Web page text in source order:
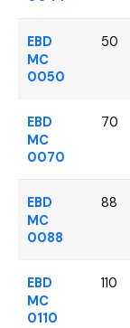
EBD
MC
0050
50
EBD
MC
0070
70
EBD
MC
0088
88
EBD
MC
0110
110